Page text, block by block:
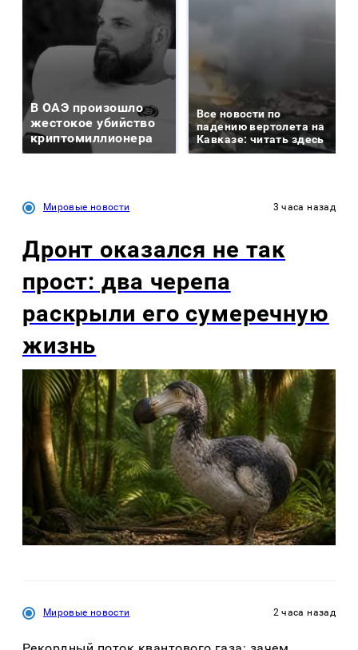
В ОАЭ произошло
жестокое убийство
криптомиллионера
Все новости по
падению вертолета на
Кавказе: читать здесь
Мировые новости 3 часа назад
Дронт оказался не так
прост: два черепа
раскрыли его сумеречную
жизнь
Мировые новости 2 часа назад